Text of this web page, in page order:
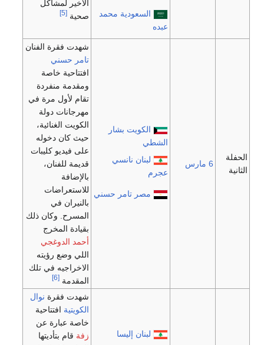
السعودية محمد
عبده
الأخير لمشاكل
صحية [5]
الحفلة
الثانية
6 مارس
الكويت بشار
الشطي
لبنان نانسي
عجرم
مصر تامر حسني
شهدت فقرة الفنان
تامر حسني
افتتاحية خاصة
ومقدمة منفردة
تقام لأول مرة في
مهرجانات دولة
الكويت الغنائية،
حيث كان دخوله
على فيديو كليبات
قديمة للفنان،
بالإضافة
للاستعراضات
بالنيران في
المسرح. وكان ذلك
بقيادة المخرج
أحمد الدوغجي
اللي وضع رؤيته
الاخراجيه في تلك
المقدمة [6]
لبنان إليسا
شهدت فقرة نوال
الكويتية افتتاحية
خاصة عبارة عن
زفة قام بتأديتها